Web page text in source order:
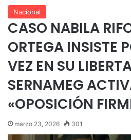
Nacional
CASO NABILA
ORTEGA INSISTE
VEZ EN SU
SERNAMEG
«OPOSICIÓN
marzo 23, 2026 301